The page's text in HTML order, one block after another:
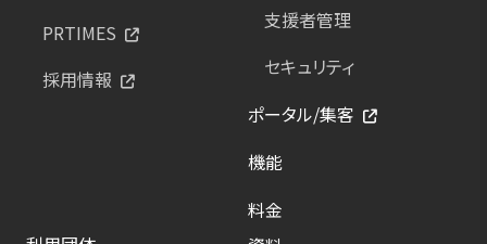
PRTIMES
採用情報
支援者管理
セキュリティ
ポータル/集客
機能
料金